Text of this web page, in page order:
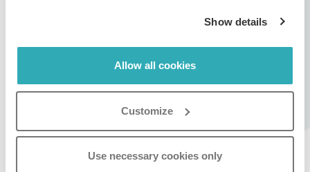
Show details
Allow all cookies
Customize
Use necessary cookies only
kommer all sidtext att förbli
oförändrad.
Om den inte bevaraskommer Paperturns
text och ersätta den gamla sidtexten med
texten från den nya PDF-filen.
Bevara innehållsförteckningen